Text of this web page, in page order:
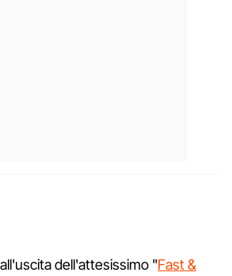
dell'attesissimo "Fast &